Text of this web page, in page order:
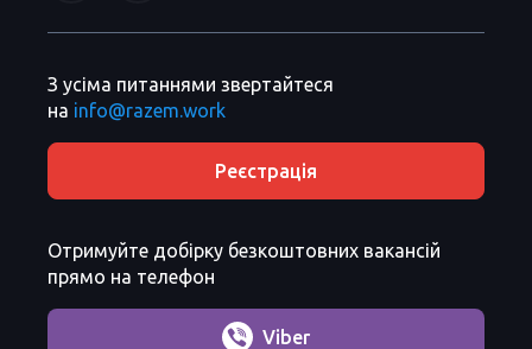
З усіма питаннями звертайтеся
на info@razem.work
Реєстрація
Отримуйте добірку безкоштовних вакансій
прямо на телефон
Viber